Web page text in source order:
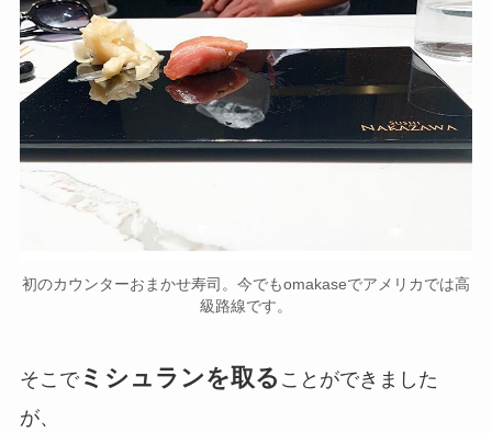
初のカウンターおまかせ寿司。今でもomakaseでアメリカでは高
級路線です。
そこでミシュランを取る ことができました
が、